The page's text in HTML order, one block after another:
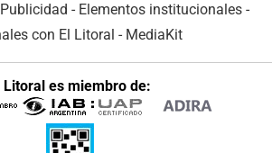
- Elementos institucionales -
con El Litoral - MediaKit
Litoral es miembro de: